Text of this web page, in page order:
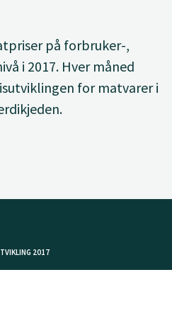
på forbruker-,
i 2017. Hver måned
for matvarer i
2017